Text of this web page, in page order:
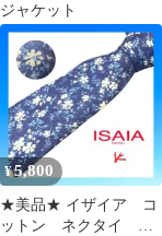
ジャケット
¥5,800
★美品★ イザイア コ
ットン ネクタイ ブ